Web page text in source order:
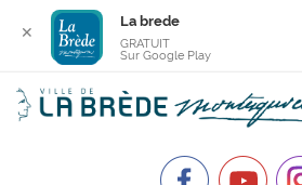
✕
La brede
GRATUIT
Sur Google Play